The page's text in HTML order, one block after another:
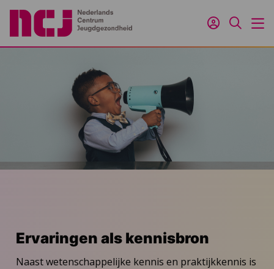
Inloggen
Zoeken
Ervaringen als kennisbron
Naast wetenschappelijke kennis en praktijkkennis is